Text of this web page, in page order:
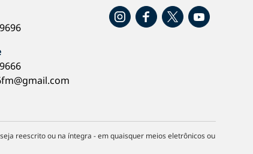
reescrito ou na íntegra - em quaisquer meios eletrônicos ou